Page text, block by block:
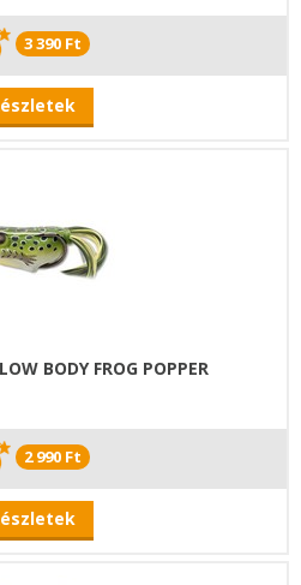
3 390 Ft
BODY FROG POPPER
2 990 Ft